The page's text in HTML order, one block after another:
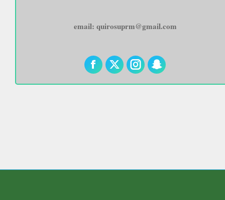
email: quirosuprm@gmail.com
Facebook
X Instagram
Snapchat